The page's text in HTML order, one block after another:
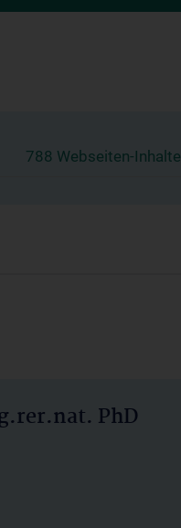
788 Webseiten-Inhalte
PhD